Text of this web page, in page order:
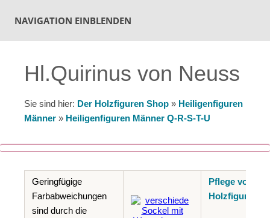
NAVIGATION EINBLENDEN
Hl.Quirinus von Neuss
Sie sind hier: Der Holzfiguren Shop » Heiligenfiguren
Männer » Heiligenfiguren Männer Q-R-S-T-U
Geringfügige
Farbabweichungen
sind durch die
Pflege von
Holzfiguren